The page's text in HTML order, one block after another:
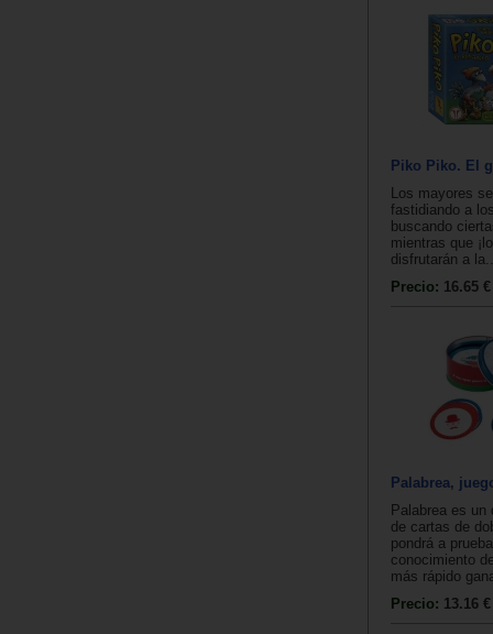
Piko Piko. El
Los mayores
fastidiando a
buscando
mientras que
disfrutarán a
Precio: 16.65 €
Palabrea,
Palabrea es un
de cartas de
pondrá a
conocimiento
más rápido
Precio: 13.16 €